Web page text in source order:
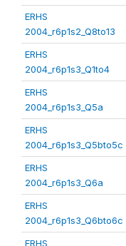
ERHS
2004_r6p1s2_Q8to13
ERHS
2004_r6p1s3_Q1to4
ERHS
2004_r6p1s3_Q5a
ERHS
2004_r6p1s3_Q5bto5c
ERHS
2004_r6p1s3_Q6a
ERHS
2004_r6p1s3_Q6bto6c
ERHS